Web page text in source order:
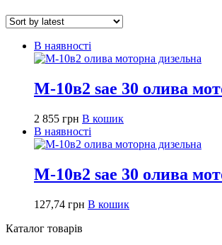
В наявності
М-10в2 sae 30 олива
2 855 грн В кошик
В наявності
М-10в2 sae 30 олива
127,74 грн В кошик
Каталог товарів